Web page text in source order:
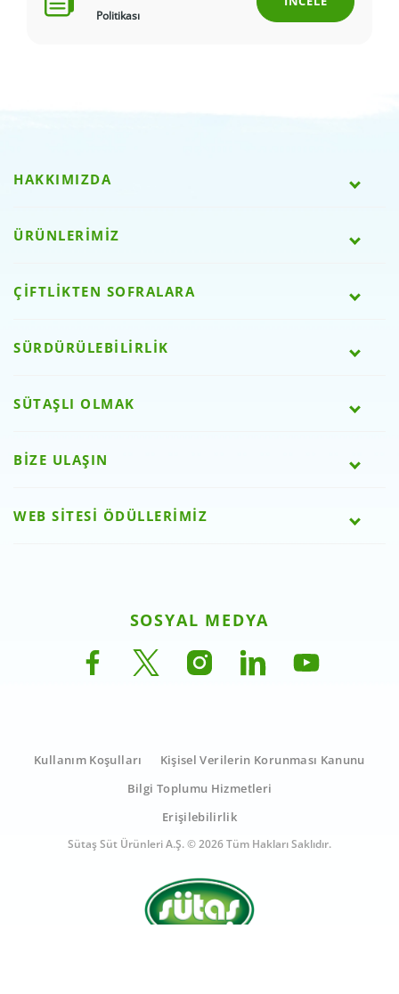
Politikası
HAKKIMIZDA
ÜRÜNLERİMİZ
ÇİFTLİKTEN SOFRALARA
SÜRDÜRÜLEBİLİRLİK
SÜTAŞLI OLMAK
BİZE ULAŞIN
WEB SİTESİ ÖDÜLLERİMİZ
SOSYAL MEDYA
Kullanım Koşulları
Kişisel Verilerin Korunması Kanunu
Bilgi Toplumu Hizmetleri
Erişilebilirlik
Sütaş Süt Ürünleri A.Ş. © 2026 Tüm Hakları Saklıdır.